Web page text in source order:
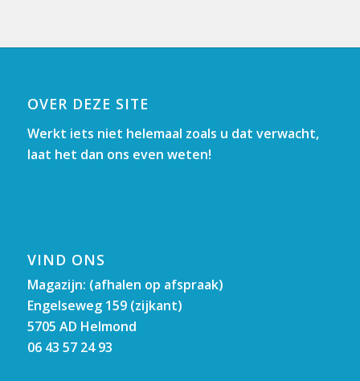
OVER DEZE SITE
Werkt iets niet helemaal zoals u dat verwacht,
laat het dan ons even weten!
VIND ONS
Magazijn: (afhalen op afspraak)
Engelseweg 159 (zijkant)
5705 AD Helmond
06 43 57 24 93